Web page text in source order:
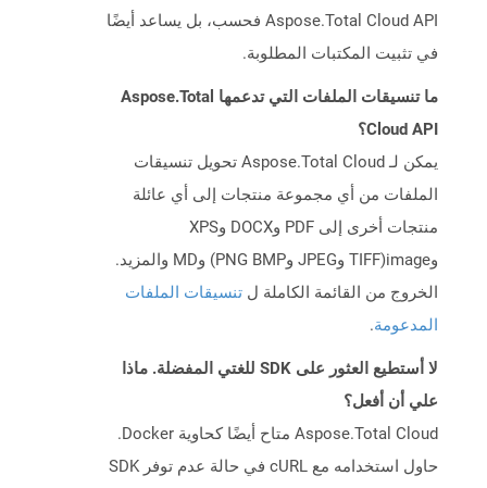
Aspose.Total Cloud API فحسب، بل يساعد أيضًا
في تثبيت المكتبات المطلوبة.
ما تنسيقات الملفات التي تدعمها Aspose.Total
Cloud API؟
يمكن لـ Aspose.Total Cloud تحويل تنسيقات
الملفات من أي مجموعة منتجات إلى أي عائلة
منتجات أخرى إلى PDF وDOCX وXPS
وimage(TIFF وJPEG وPNG BMP) وMD والمزيد.
الخروج من القائمة الكاملة ل تنسيقات الملفات
المدعومة.
لا أستطيع العثور على SDK للغتي المفضلة. ماذا
علي أن أفعل؟
Aspose.Total Cloud متاح أيضًا كحاوية Docker.
حاول استخدامه مع cURL في حالة عدم توفر SDK